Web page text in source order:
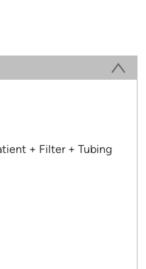
+ Filter + Tubing